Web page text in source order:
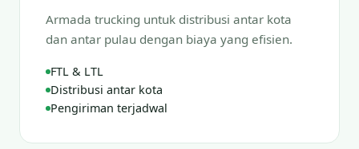
Armada trucking untuk distribusi antar kota
dan antar pulau dengan biaya yang efisien.
FTL & LTL
Distribusi antar kota
Pengiriman terjadwal